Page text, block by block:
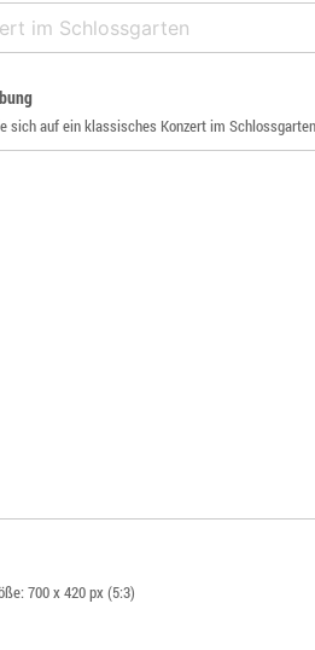
sich auf ein klassisches Konzert im
700 x 420 px (5:3)